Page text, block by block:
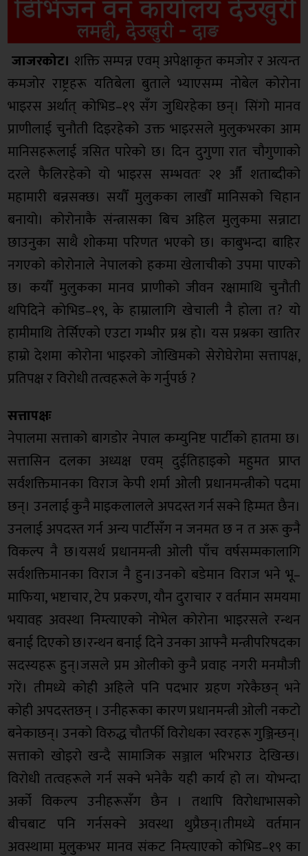
जाजरकोट। शक्ति सम्पन्न एवम् अपेक्षाकृत कमजोर र अत्यन्त
कमजोर राष्ट्रहरू यतिबेला बुताले भ्याएसम्म नोबेल कोरोना
भाइरस अर्थात् कोभिड–१९ सँग जुधिरहेका छन्। सिंगो मानव
प्राणीलाई चुनौती दिइरहेको उक्त भाइरसले मुलुकभरका आम
मानिसहरूलाई त्रसित पारेको छ। दिन दुगुणा रात चौगुणाको
दरले फैलिरहेको यो भाइरस सम्भवतः २१ औँ शताब्दीको
महामारी बन्नसक्छ। सयौँ मुलुकका लाखौँ मानिसको चिहान
बनायो। कोरोनाकै संन्त्रासका बिच अहिल मुलुकमा सन्नाटा
छाउनुका साथै शोकमा परिणत भएको छ। काबुभन्दा बाहिर
नगएको कोरोनाले नेपालको हकमा खेलाचीको उपमा पाएको
छ। कयौँ मुलुकका मानव प्राणीको जीवन रक्षामाथि चुनौती
थपिदिने कोभिड–१९, के हाम्रालागि खेचाली नै होला त? यो
हामीमाथि तेर्सिएको एउटा गम्भीर प्रश्न हो। यस प्रश्नका खातिर
हाम्रो देशमा कोरोना भाइरको जोखिमको सेरोघेरोमा सत्तापक्ष,
प्रतिपक्ष र विरोधी तत्वहरूले के गर्नुपर्छ ?
सत्तापक्षः
नेपालमा सत्ताको बागडोर नेपाल कम्युनिष्ट पार्टीको हातमा छ।
सत्तासिन दलका अध्यक्ष एवम् दुईतिहाइको महुमत प्राप्त
सर्वशक्तिमानका विराज केपी शर्मा ओली प्रधानमन्त्रीको पदमा
छन्। उनलाई कुनै माइकलालले अपदस्त गर्न सक्ने हिम्मत छैन।
उनलाई अपदस्त गर्न अन्य पार्टीसँग न जनमत छ न त अरू कुनै
विकल्प नै छ।यसर्थ प्रधानमन्त्री ओली पाँच वर्षसम्मकालागि
सर्वशक्तिमानका विराज नै हुन।उनको बडेमान विराज भने भू–
माफिया, भष्टाचार, टेप प्रकरण, यौन दुराचार र वर्तमान समयमा
भयावह अवस्था निम्त्याएको नोभेल कोरोना भाइरसले रन्थन
बनाई दिएको छ।रन्थन बनाई दिने उनका आफ्नै मन्त्रीपरिषदका
सदस्यहरू हुन्।जसले प्रम ओलीको कुनै प्रवाह नगरी मनमौजी
गरें। तीमध्ये कोही अहिले पनि पदभार ग्रहण गरेकैछन् भने
कोही अपदस्तछन् । उनीहरूका कारण प्रधानमन्त्री ओली नकटो
बनेकाछन्। उनको विरुद्ध चौतर्फी विरोधका स्वरहरू गुञ्जिन्छन्।
सत्ताको खोइरो खन्दै सामाजिक सञ्जाल भरिभराउ देखिन्छ।
विरोधी तत्वहरूले गर्न सक्ने भनेकै यही कार्य हो ल। योभन्दा
अर्को विकल्प उनीहरूसँग छैन । तथापि विरोधाभासको
बीचबाट पनि गर्नसक्ने अवस्था थुप्रैछन्।तीमध्ये वर्तमान
अवस्थामा मुलुकभर मानव संकट निम्त्याएको कोभिड–१९ का